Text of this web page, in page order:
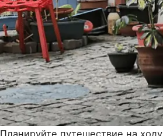
Планируйте путешествие на ходу